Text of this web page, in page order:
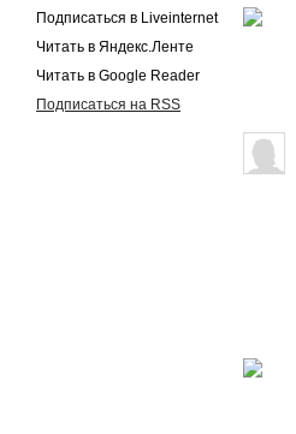
Подписаться в Liveinternet
Читать в Яндекс.Ленте
Читать в Google Reader
Подписаться на RSS